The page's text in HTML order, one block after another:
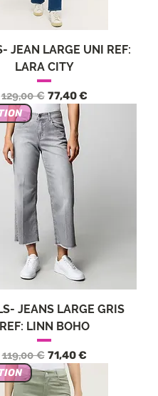
JEAN LARGE UNI REF:
LARA CITY
Обычная цена
129,00 € Цена со скидкой
77,40 €
JEANS LARGE GRIS
REF: LINN BOHO
Обычная цена
119,00 € Цена со скидкой
71,40 €